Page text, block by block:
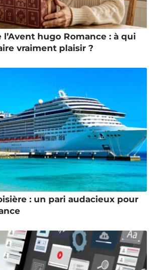
hugo Romance : à qui
vraiment plaisir ?
: un pari audacieux pour